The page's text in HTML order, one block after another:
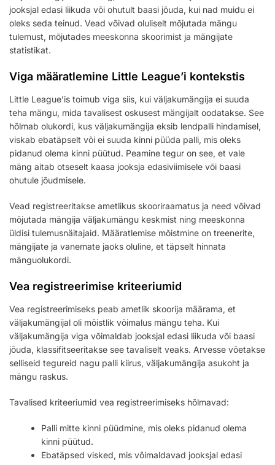
jooksjal edasi liikuda või ohutult baasi jõuda, kui nad muidu ei
oleks seda teinud. Vead võivad oluliselt mõjutada mängu
tulemust, mõjutades meeskonna skoorimist ja mängijate
statistikat.
Viga määratlemine Little League’i kontekstis
Little League’is toimub viga siis, kui väljakumängija ei suuda
teha mängu, mida tavalisest oskusest mängijalt oodatakse. See
hõlmab olukordi, kus väljakumängija eksib lendpalli hindamisel,
viskab ebatäpselt või ei suuda kinni püüda palli, mis oleks
pidanud olema kinni püütud. Peamine tegur on see, et vale
mäng aitab otseselt kaasa jooksja edasiviimisele või baasi
ohutule jõudmisele.
Vead registreeritakse ametlikus skooriraamatus ja need võivad
mõjutada mängija väljakumängu keskmist ning meeskonna
üldisi tulemusnäitajaid. Määratlemise mõistmine on treenerite,
mängijate ja vanemate jaoks oluline, et täpselt hinnata
mänguolukordi.
Vea registreerimise kriteeriumid
Vea registreerimiseks peab ametlik skoorija määrama, et
väljakumängijal oli mõistlik võimalus mängu teha. Kui
väljakumängija viga võimaldab jooksjal edasi liikuda või baasi
jõuda, klassifitseeritakse see tavaliselt veaks. Arvesse võetakse
selliseid tegureid nagu palli kiirus, väljakumängija asukoht ja
mängu raskus.
Tavalised kriteeriumid vea registreerimiseks hõlmavad:
Palli mitte kinni püüdmine, mis oleks pidanud olema
kinni püütud.
Ebatäpsed visked, mis võimaldavad jooksjal edasi